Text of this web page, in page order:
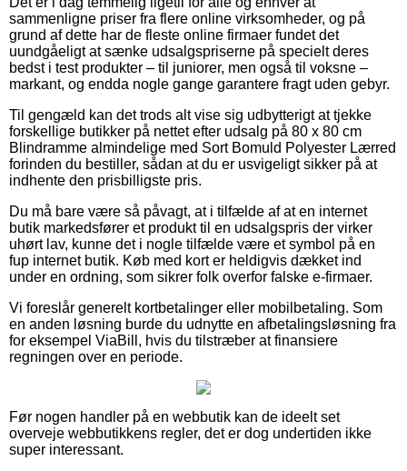
sammenligne priser fra flere online virksomheder, og på
grund af dette har de fleste online firmaer fundet det
uundgåeligt at sænke udsalgspriserne på specielt deres
bedst i test produkter – til juniorer, men også til voksne –
markant, og endda nogle gange garantere fragt uden gebyr.
Til gengæld kan det trods alt vise sig udbytterigt at tjekke
forskellige butikker på nettet efter udsalg på 80 x 80 cm
Blindramme almindelige med Sort Bomuld Polyester Lærred
forinden du bestiller, sådan at du er usvigeligt sikker på at
indhente den prisbilligste pris.
Du må bare være så påvagt, at i tilfælde af at en internet
butik markedsfører et produkt til en udsalgspris der virker
uhørt lav, kunne det i nogle tilfælde være et symbol på en
fup internet butik. Køb med kort er heldigvis dækket ind
under en ordning, som sikrer folk overfor falske e-firmaer.
Vi foreslår generelt kortbetalinger eller mobilbetaling. Som
en anden løsning burde du udnytte en afbetalingsløsning fra
for eksempel ViaBill, hvis du tilstræber at finansiere
regningen over en periode.
Før nogen handler på en webbutik kan de ideelt set
overveje webbutikkens regler, det er dog undertiden ikke
super interessant.